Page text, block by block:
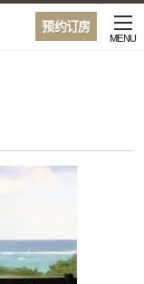
预约订房
MENU